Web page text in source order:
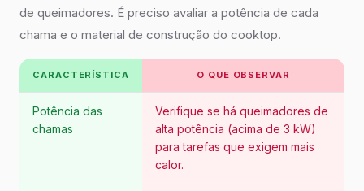
de queimadores. É preciso avaliar a potência de cada
chama e o material de construção do cooktop.
CARACTERÍSTICA O QUE OBSERVAR
Potência das
chamas
Verifique se há queimadores de
alta potência (acima de 3 kW)
para tarefas que exigem mais
calor.